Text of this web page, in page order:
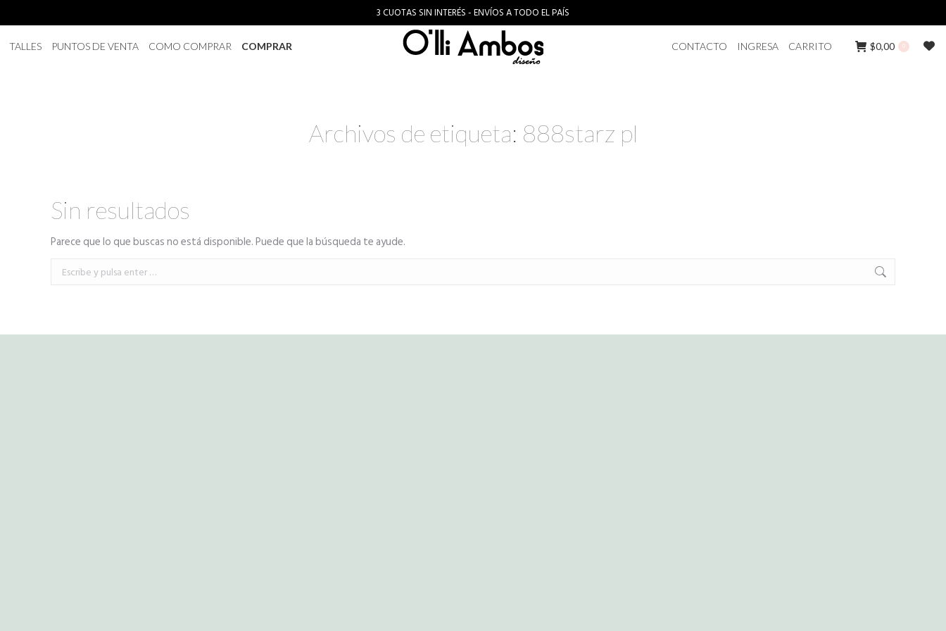
3 CUOTAS SIN INTERÉS - ENVÍOS A TODO EL PAÍS
TALLES PUNTOS DE VENTA COMO COMPRAR COMPRAR CONTACTO INGRESA CARRITO $0,00
Archivos de etiqueta: 888starz pl
Sin resultados
Parece que lo que buscas no está disponible. Puede que la búsqueda te ayude.
Buscar: